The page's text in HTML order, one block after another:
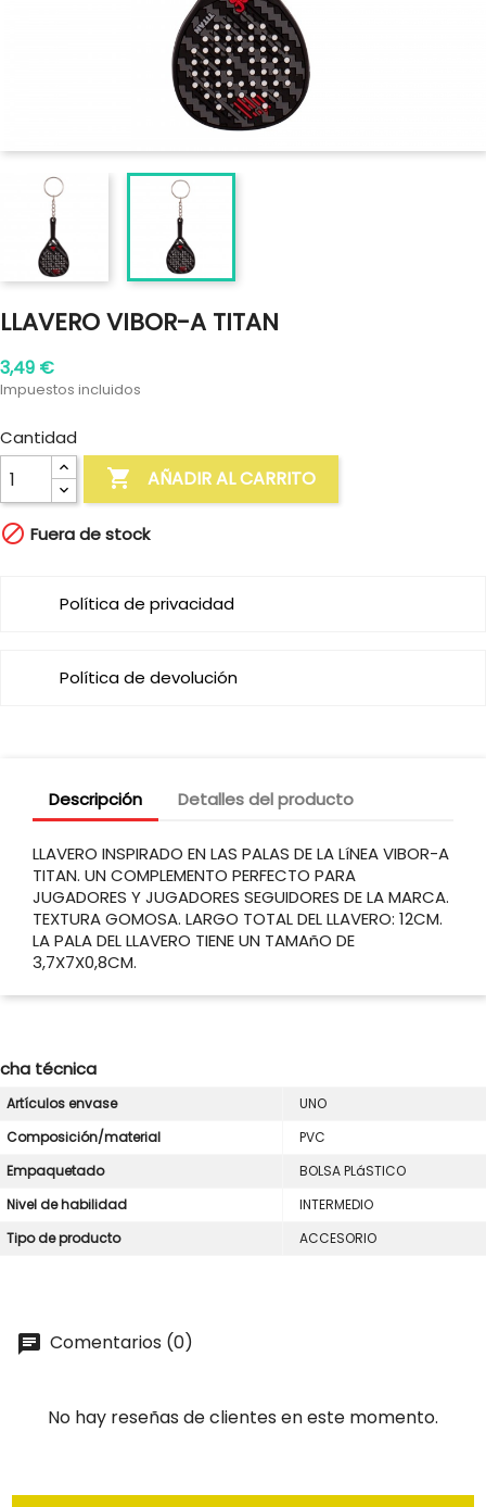
LLAVERO VIBOR-A TITAN
3,49 €
Impuestos incluidos
Cantidad
 AÑADIR AL CARRITO
 Fuera de stock
Política de privacidad
Política de devolución
Descripción Detalles del producto
LLAVERO INSPIRADO EN LAS PALAS DE LA LíNEA VIBOR-A
TITAN. UN COMPLEMENTO PERFECTO PARA
JUGADORES Y JUGADORES SEGUIDORES DE LA MARCA.
TEXTURA GOMOSA. LARGO TOTAL DEL LLAVERO: 12CM.
LA PALA DEL LLAVERO TIENE UN TAMAñO DE
3,7X7X0,8CM.
técnica
Artículos envase
UNO
Composición/material
PVC
Empaquetado
BOLSA PLáSTICO
Nivel de habilidad
INTERMEDIO
Tipo de producto
ACCESORIO
Comentarios (0)
No hay reseñas de clientes en este momento.